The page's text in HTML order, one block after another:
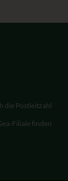
die Postleitzahl
Filiale finden